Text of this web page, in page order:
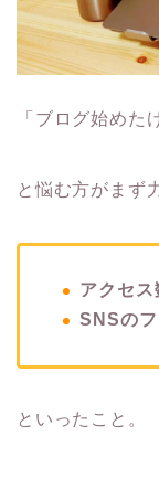
「ブログ始めた
と悩む方がまず
アクセ
SNSの
といったこと。